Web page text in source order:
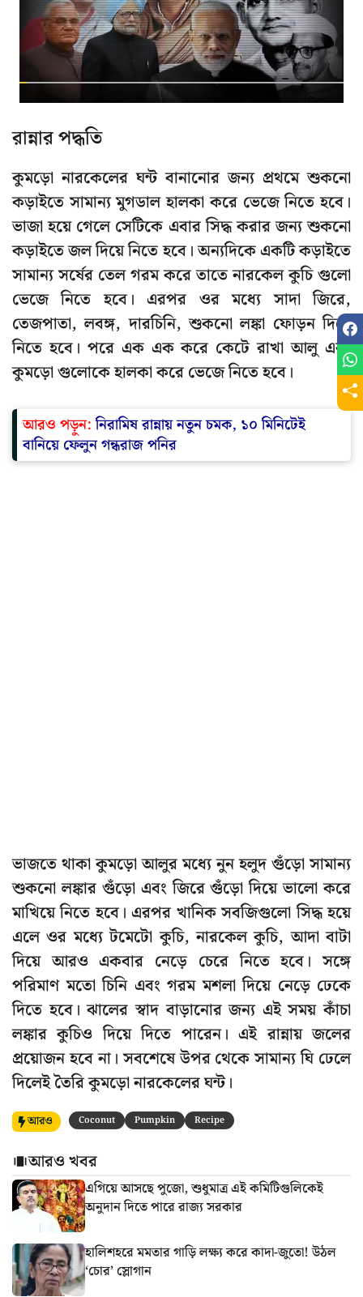
রান্নার পদ্ধতি
কুমড়ো নারকেলের ঘন্ট বানানোর জন্য প্রথমে শুকনো
কড়াইতে সামান্য মুগডাল হালকা করে ভেজে নিতে হবে।
ভাজা হয়ে গেলে সেটিকে এবার সিদ্ধ করার জন্য শুকনো
কড়াইতে জল দিয়ে নিতে হবে। অন্যদিকে একটি কড়াইতে
সামান্য সর্ষের তেল গরম করে তাতে নারকেল কুচি গুলো
ভেজে নিতে হবে। এরপর ওর মধ্যে সাদা জিরে,
তেজপাতা, লবঙ্গ, দারচিনি, শুকনো লঙ্কা ফোড়ন দিয়ে
নিতে হবে। পরে এক এক করে কেটে রাখা আলু এবং
কুমড়ো গুলোকে হালকা করে ভেজে নিতে হবে।
আরও পড়ুন:নিরামিষ রান্নায় নতুন চমক, ১০ মিনিটেই
বানিয়ে ফেলুন গন্ধরাজ পনির
ভাজতে থাকা কুমড়ো আলুর মধ্যে নুন হলুদ গুঁড়ো সামান্য
শুকনো লঙ্কার গুঁড়ো এবং জিরে গুঁড়ো দিয়ে ভালো করে
মাখিয়ে নিতে হবে। এরপর খানিক সবজিগুলো সিদ্ধ হয়ে
এলে ওর মধ্যে টমেটো কুচি, নারকেল কুচি, আদা বাটা
দিয়ে আরও একবার নেড়ে চেরে নিতে হবে। সঙ্গে
পরিমাণ মতো চিনি এবং গরম মশলা দিয়ে নেড়ে ঢেকে
দিতে হবে। ঝালের স্বাদ বাড়ানোর জন্য এই সময় কাঁচা
লঙ্কার কুচিও দিয়ে দিতে পারেন। এই রান্নায় জলের
প্রয়োজন হবে না। সবশেষে উপর থেকে সামান্য ঘি ঢেলে
দিলেই তৈরি কুমড়ো নারকেলের ঘন্ট।
আরও Coconut Pumpkin Recipe
আরও খবর
এগিয়ে আসছে পুজো, শুধুমাত্র এই কমিটিগুলিকেই
অনুদান দিতে পারে রাজ্য সরকার
হালিশহরে মমতার গাড়ি লক্ষ্য করে কাদা-জুতো! উঠল
‘চোর’ স্লোগান